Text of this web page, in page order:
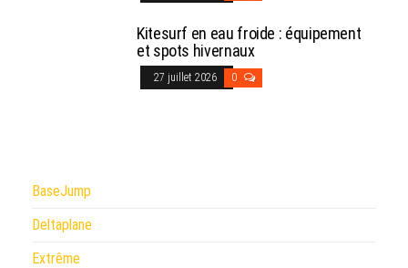
Kitesurf en eau froide : équipement
et spots hivernaux
27 juillet 2026 0
BaseJump
Deltaplane
Extrême